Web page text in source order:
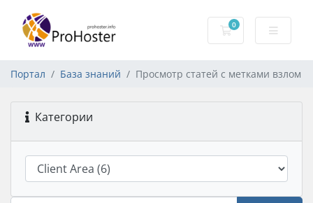
0
Корзина
Портал База знаний Просмотр статей с метками взлом
Категории